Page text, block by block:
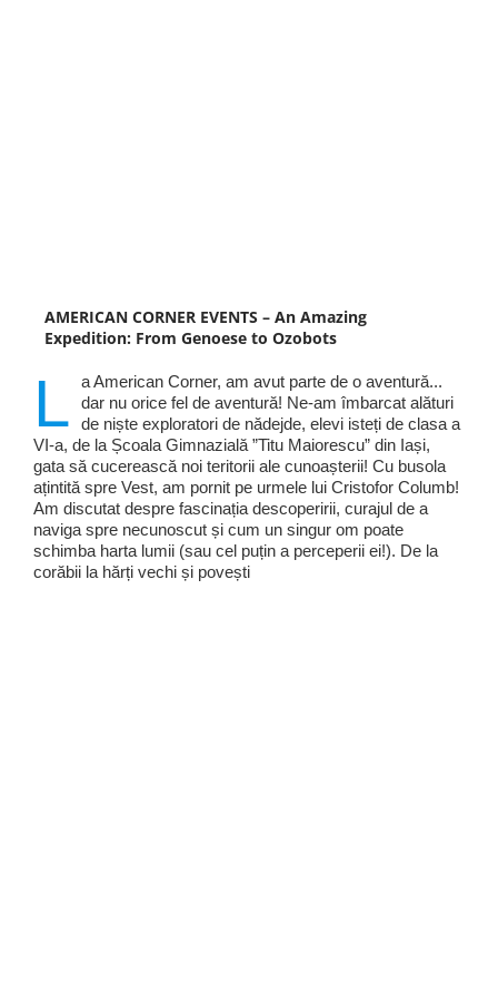
AMERICAN CORNER EVENTS – An Amazing
Expedition: From Genoese to Ozobots
L
a American Corner, am avut parte de o aventură...
dar nu orice fel de aventură! Ne-am îmbarcat alături
de niște exploratori de nădejde, elevi isteți de clasa a
VI-a, de la Școala Gimnazială ”Titu Maiorescu” din Iași,
gata să cucerească noi teritorii ale cunoașterii! Cu busola
ațintită spre Vest, am pornit pe urmele lui Cristofor Columb!
Am discutat despre fascinația descoperirii, curajul de a
naviga spre necunoscut și cum un singur om poate
schimba harta lumii (sau cel puțin a perceperii ei!). De la
corăbii la hărți vechi și povești